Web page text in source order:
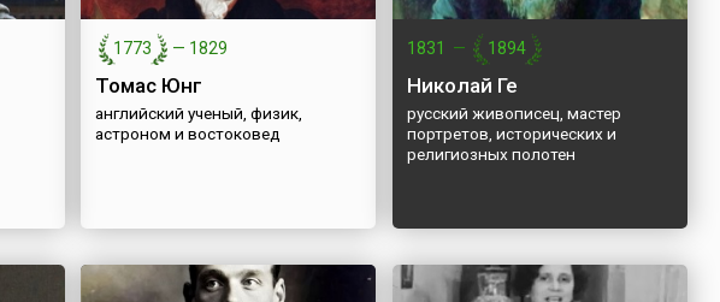
1773 — 1829
Томас Юнг
английский ученый, физик,
астроном и востоковед
1831 — 1894
Николай Ге
русский живописец, мастер
портретов, исторических и
религиозных полотен